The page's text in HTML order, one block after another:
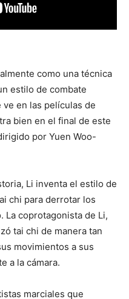
como una técnica
estilo de combate
en las películas de
bien en el final de este
por Yuen Woo-
Li inventa el estilo de
chi para derrotar los
La coprotagonista de Li,
tai chi de manera tan
movimientos a sus
a la cámara.
marciales que